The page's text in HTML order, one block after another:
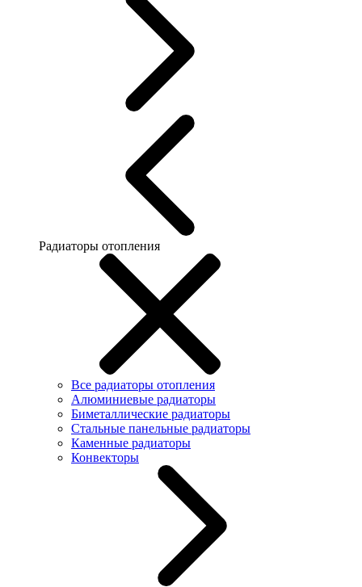
Радиаторы отопления
Все радиаторы отопления
Алюминиевые радиаторы
Биметаллические радиаторы
Стальные панельные радиаторы
Каменные радиаторы
Конвекторы